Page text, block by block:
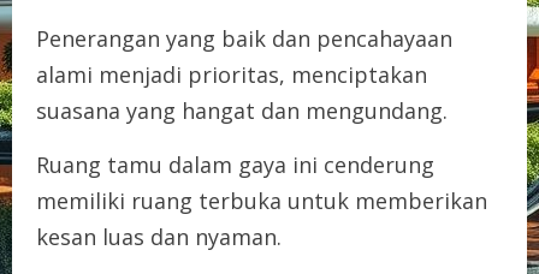
Penerangan yang baik dan pencahayaan
alami menjadi prioritas, menciptakan
suasana yang hangat dan mengundang.
Ruang tamu dalam gaya ini cenderung
memiliki ruang terbuka untuk memberikan
kesan luas dan nyaman.